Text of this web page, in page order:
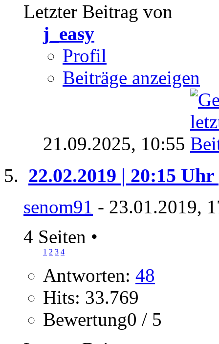
Letzter Beitrag von
j_easy
Profil
Beiträge anzeigen
21.09.2025, 10:55
22.02.2019 | 20:15
senom91 - 23.01.2019,
4 Seiten •
1 2 3 4
Antworten: 48
Hits: 33.769
Bewertung0 / 5